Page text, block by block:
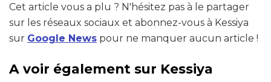
Cet article vous a plu ? N'hésitez pas à le partager
sur les réseaux sociaux et abonnez-vous à Kessiya
sur Google News pour ne manquer aucun article !
A voir également sur Kessiya